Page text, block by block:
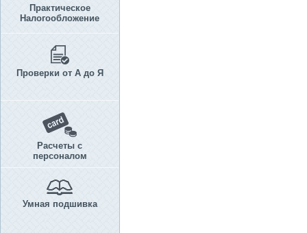
Практическое
Налогообложение
Проверки от А до Я
Расчеты с
персоналом
Умная подшивка